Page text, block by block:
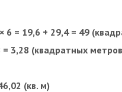
6 = 19,6 + 29,4 = 49
= 3,28 (квадратных
(кв. м)